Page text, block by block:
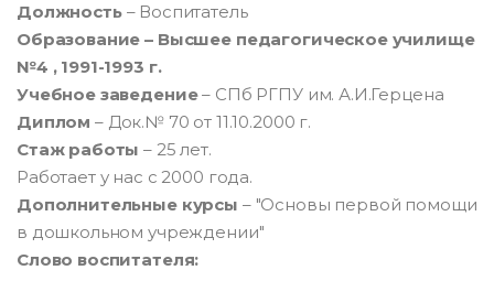
Должность– Воспитатель
Образование – Высшее педагогическое училище
№4 , 1991-1993 г.
Учебное заведение– СПб РГПУ им. А.И.Герцена
Диплом – Док.№ 70 от 11.10.2000 г.
Стаж работы – 25 лет.
Работает у нас с 2000 года.
Дополнительные курсы – "Основы первой помощи
в дошкольном учреждении"
Слово воспитателя: